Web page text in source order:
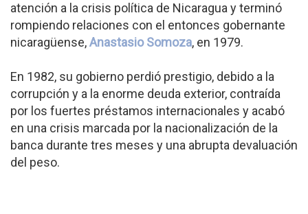
atención a la crisis política de Nicaragua y terminó
rompiendo relaciones con el entonces gobernante
nicaragüense,Anastasio Somoza, en 1979.
En 1982, su gobierno perdió prestigio, debido a la
corrupción y a la enorme deuda exterior, contraída
por los fuertes préstamos internacionales y acabó
en una crisis marcada por la nacionalización de la
banca durante tres meses y una abrupta devaluación
del peso.